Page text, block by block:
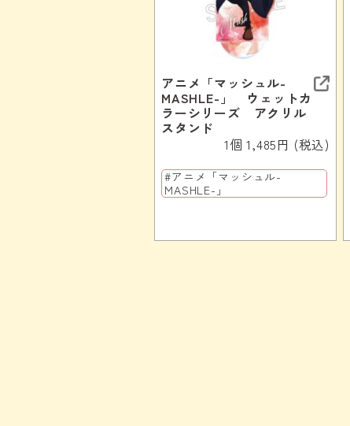
アニメ「マッシュル-
MASHLE-」 ウェットカ
ラーシリーズ アクリル
スタンド
1個 1,485円 (税込)
#アニメ「マッシュル-
MASHLE-」